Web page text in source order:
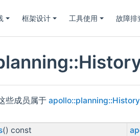
框架设计 工具使用 故障排
些成员属于
() const